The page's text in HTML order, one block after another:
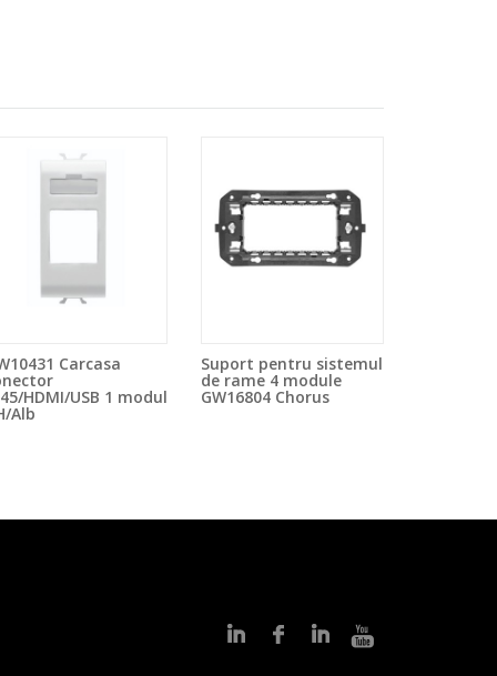
Carcasa
HDMI/USB 1 modul
Alb
Suport pentru sistemul
de rame 4 module
GW16804 Chorus